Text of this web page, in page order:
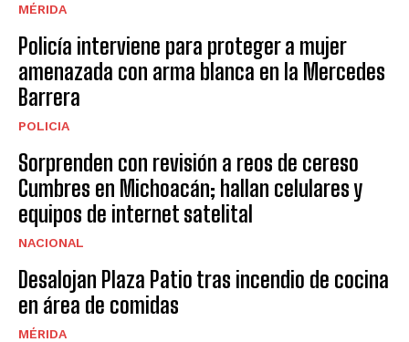
MÉRIDA
Policía interviene para proteger a mujer
amenazada con arma blanca en la Mercedes
Barrera
POLICIA
Sorprenden con revisión a reos de cereso
Cumbres en Michoacán; hallan celulares y
equipos de internet satelital
NACIONAL
Desalojan Plaza Patio tras incendio de cocina
en área de comidas
MÉRIDA